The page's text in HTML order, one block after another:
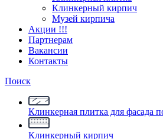
Клинкерный кирпич
Музей кирпича
Акции !!!
Партнерам
Вакансии
Контакты
Поиск
Клинкерная плитка для фасада
Клинкерный кирпич